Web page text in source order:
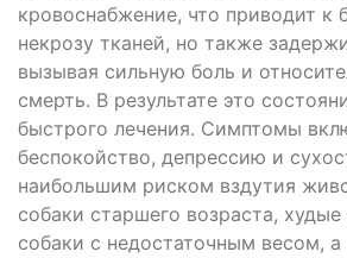
кровоснабжение, что приводит к
некрозу тканей, но также
вызывая сильную боль и
смерть. В результате это
быстрого лечения. Симптомы
беспокойство, депрессию и
наибольшим риском вздутия
собаки старшего возраста,
собаки с недостаточным весом,